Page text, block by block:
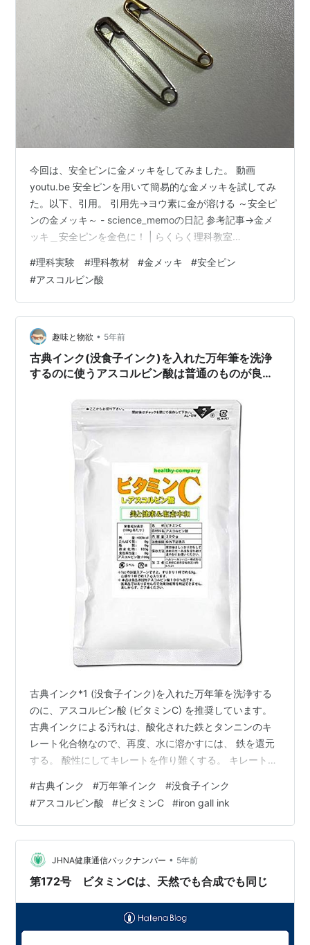
今回は、安全ピンに金メッキをしてみました。 動画
youtu.be 安全ピンを用いて簡易的な金メッキを試してみ
た。以下、引用。 引用先→ヨウ素に金が溶ける ～安全ピ
ンの金メッキ～ - science_memoの日記 参考記事→金メ
ッキ＿安全ピンを金色に！ | らくらく理科教室
ルビン酸（ビタミンＣ）を加え、金コロイドを生成し
た。その後、金コロイドに電圧をかけ安全ピンをメッキ
した。 【詳しい話】 ヨウ素 I₂ はヨウ化カリウム KI 水溶
液によく溶け、三ヨウ化物イオン I₃⁻ （ヨウ素デンプン反
応においてデンプンを青紫色に呈色…
#理科実験 #理科教材 #金メッキ #安全ピン
#アスコルビン酸
趣味と物欲 • 5年前
古典インク(没食子インク)を入れた万年筆を洗浄
するのに使うアスコルビン酸は普通のものが良い
古典インク*1 (没食子インク)を入れた万年筆を洗浄する
のに、アスコルビン酸 (ビタミンC) を推奨しています。
古典インクによる汚れは、酸化された鉄とタンニンのキ
レート化合物なので、再度、水に溶かすには、 鉄を還元
する。 酸性にしてキレートを作り難くする。 キレート能
などの方法が有効ですが、還元性+酸性+キレート能があ
り、安全性が高く、入手しやすい物質として、アスコル
ビン酸は現状ベストだと思います。 アスコルビン酸 -
Wikipedia食品添加物グレードのアスコルビン酸を袋で購
入すると、そのまま飲んだり、料理にも使えるのでコス
パが高いです。…
#古典インク #万年筆インク #没食子インク
#アスコルビン酸 #ビタミンC #iron gall ink
JHNA健康通信バックナンバー • 5年前
第172号 ビタミンCは、天然でも合成でも同じ